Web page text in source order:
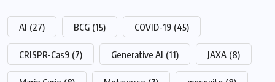
AI (27) BCG (15) COVID-19 (45)
CRISPR-Cas9 (7) Generative AI (11) JAXA (8)